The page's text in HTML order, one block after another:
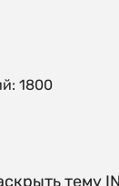
1800
тему